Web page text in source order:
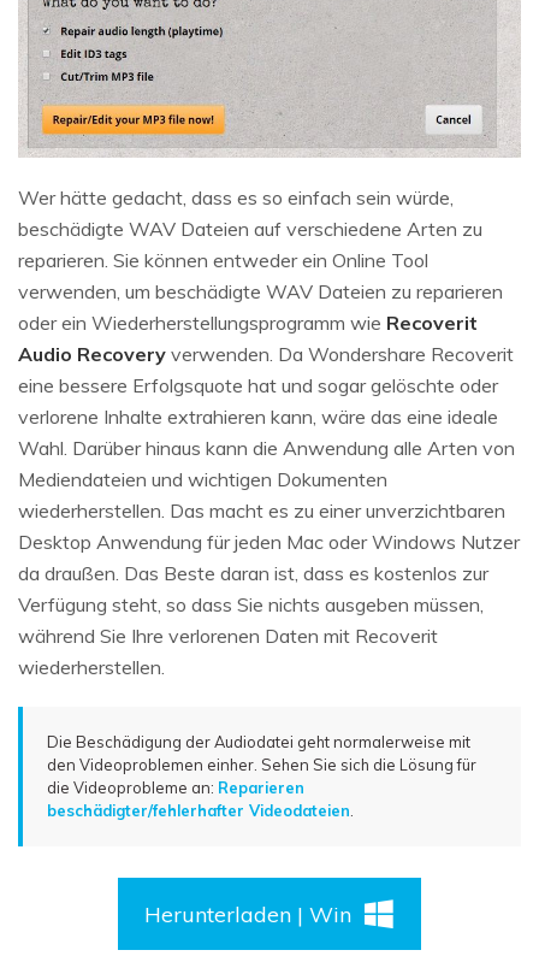
Wer hätte gedacht, dass es so einfach sein würde,
beschädigte WAV Dateien auf verschiedene Arten zu
reparieren. Sie können entweder ein Online Tool
verwenden, um beschädigte WAV Dateien zu reparieren
oder ein Wiederherstellungsprogramm wie Recoverit
Audio Recovery verwenden. Da Wondershare Recoverit
eine bessere Erfolgsquote hat und sogar gelöschte oder
verlorene Inhalte extrahieren kann, wäre das eine ideale
Wahl. Darüber hinaus kann die Anwendung alle Arten von
Mediendateien und wichtigen Dokumenten
wiederherstellen. Das macht es zu einer unverzichtbaren
Desktop Anwendung für jeden Mac oder Windows Nutzer
da draußen. Das Beste daran ist, dass es kostenlos zur
Verfügung steht, so dass Sie nichts ausgeben müssen,
während Sie Ihre verlorenen Daten mit Recoverit
wiederherstellen.
Die Beschädigung der Audiodatei geht normalerweise mit
den Videoproblemen einher. Sehen Sie sich die Lösung für
die Videoprobleme an: Reparieren
beschädigter/fehlerhafter Videodateien
Herunterladen | Win